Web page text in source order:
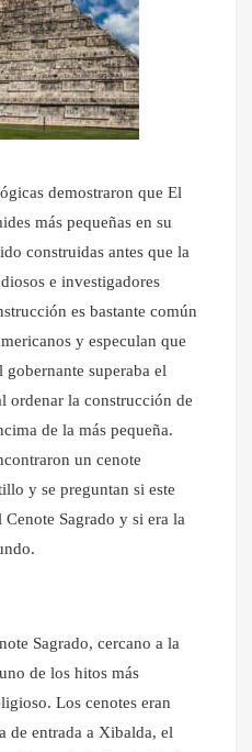
demostraron que El
más pequeñas en su
construidas antes que la
e investigadores
es bastante común
y especulan que
gobernante superaba el
ordenar la construcción de
de la más pequeña.
un cenote
y se preguntan si este
Sagrado y si era la
Sagrado, cercano a la
de los hitos más
Los cenotes eran
de entrada a Xibalda, el